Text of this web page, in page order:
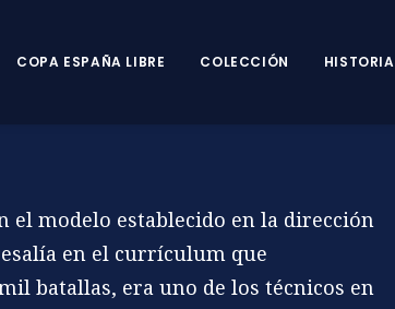
COPA ESPAÑA LIBRE COLECCIÓN HISTORIA
el modelo establecido en la dirección
en el currículum que
batallas, era uno de los técnicos en